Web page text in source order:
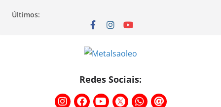
Últimos:
Redes Sociais: